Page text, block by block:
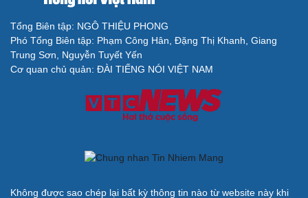
Tổng Biên tập: NGÔ THIỆU PHONG
Phó Tổng Biên tập: Phạm Công Hân, Đặng Thị Khanh, Giang
Trung Sơn, Nguyễn Tuyết Yến
Cơ quan chủ quản: ĐÀI TIẾNG NÓI VIỆT NAM
Không được sao chép lại bất kỳ thông tin nào từ website này khi